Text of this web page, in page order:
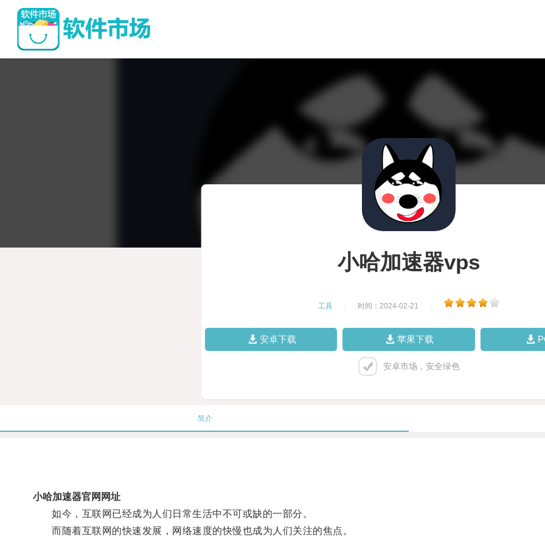
小哈加速器vps
工具 时间：2024-02-21
安卓下载 苹果下载
安卓市场，安全绿色
简介
小哈加速器官网网址
如今，互联网已经成为人们日常生活中不可或缺的一部分。
而随着互联网的快速发展，网络速度的快慢也成为人们关注的焦点。